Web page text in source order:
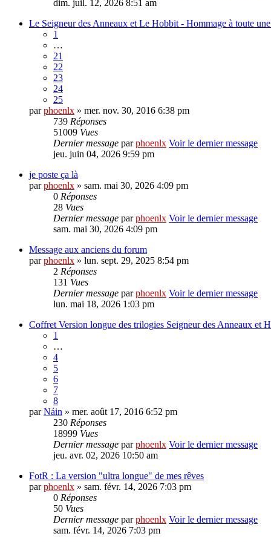
dim. juil. 12, 2026 8:51 am
Le Seigneur des Anneaux et Le Hobbit - Hommage à toute
1
…
21
22
23
24
25
parphoenlx » mer. nov. 30, 2016 6:38 pm
739 Réponses
51009 Vues
Dernier message parphoenlx Voir le dernier message
jeu. juin 04, 2026 9:59 pm
je poste ça là
parphoenlx » sam. mai 30, 2026 4:09 pm
0 Réponses
28 Vues
Dernier message parphoenlx Voir le dernier message
sam. mai 30, 2026 4:09 pm
Message aux anciens du forum
parphoenlx » lun. sept. 29, 2025 8:54 pm
2 Réponses
131 Vues
Dernier message parphoenlx Voir le dernier message
lun. mai 18, 2026 1:03 pm
Coffret Version longue des trilogies Seigneur des Anneaux et
1
…
4
5
6
7
8
parNáin » mer. août 17, 2016 6:52 pm
230 Réponses
18999 Vues
Dernier message parphoenlx Voir le dernier message
jeu. avr. 02, 2026 10:50 am
FotR : La version "ultra longue" de mes rêves
parphoenlx » sam. févr. 14, 2026 7:03 pm
0 Réponses
50 Vues
Dernier message parphoenlx Voir le dernier message
sam. févr. 14, 2026 7:03 pm